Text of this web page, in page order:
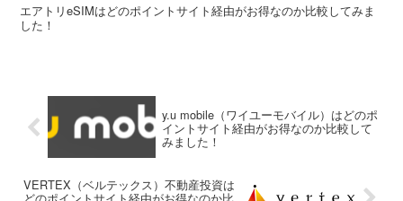
エアトリeSIMはどのポイントサイト経由がお得なのか比較してみま
した！
y.u mobile（ワイユーモバイル）はどのポ
イントサイト経由がお得なのか比較して
みました！
VERTEX（ベルテックス）不動産投資は
どのポイントサイト経由がお得なのか比